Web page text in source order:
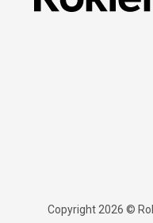
Copyright 2026 ©